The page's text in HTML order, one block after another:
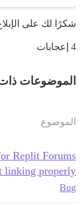
شكرًا لك على
4 إعجابات
الموضوعات
الموضوع
Replit Forums
linking properly
Bug